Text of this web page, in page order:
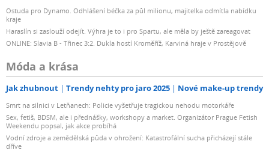
Ostuda pro Dynamo. Odhlášení béčka za půl milionu, majitelka odmítla nabídku
kraje
Haraslín si zaslouží odejít. Výhra je to i pro Spartu, ale měla by ještě zareagovat
ONLINE: Slavia B - Třinec 3:2. Dukla hostí Kroměříž, Karviná hraje v Prostějově
Móda a krása
Jak zhubnout Trendy nehty pro jaro 2025 Nové make-up trendy
Smrt na silnici v Letňanech: Policie vyšetřuje tragickou nehodu motorkáře
Sex, fetiš, BDSM, ale i přednášky, workshopy a market. Organizátor Prague Fetish
Weekendu popsal, jak akce probíhá
Vodní zdroje a zemědělská půda v ohrožení: Katastrofální sucha přicházejí stále
dříve